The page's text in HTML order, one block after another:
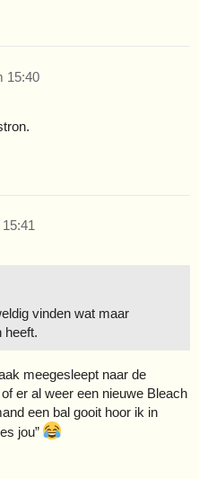
15:40
vinden wat maar
heeft.
meegesleept naar de
er al weer een nieuwe Bleach
een bal gooit hoor ik in
jou”